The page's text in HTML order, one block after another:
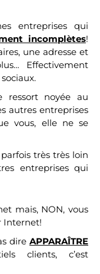
entreprises qui
incomplètes!
une adresse et
Effectivement
ressort noyée au
autres entreprises
vous, elle ne se
très très loin
entreprises qui
mais, NON, vous
Internet!
dire APPARAÎTRE
clients, c’est